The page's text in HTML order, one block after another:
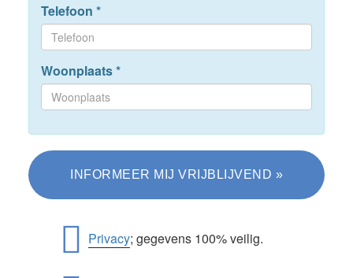
Telefoon *
Woonplaats*
Privacy; gegevens 100% veilig.